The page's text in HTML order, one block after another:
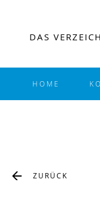
DAS
HOME
ZURÜCK